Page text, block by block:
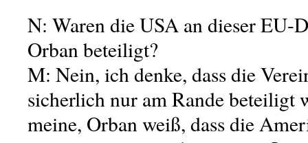
N: Waren die USA an dieser EU-
Orban beteiligt?
M: Nein, ich denke, dass die
sicherlich nur am Rande beteiligt
meine, Orban weiß, dass die